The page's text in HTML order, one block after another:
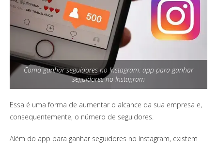
Como ganhar seguidores no Instagram: app para ganhar
seguidores no Instagram
Essa é uma forma de aumentar o alcance da sua empresa e,
consequentemente, o número de seguidores.
Além do app para ganhar seguidores no Instagram, existem